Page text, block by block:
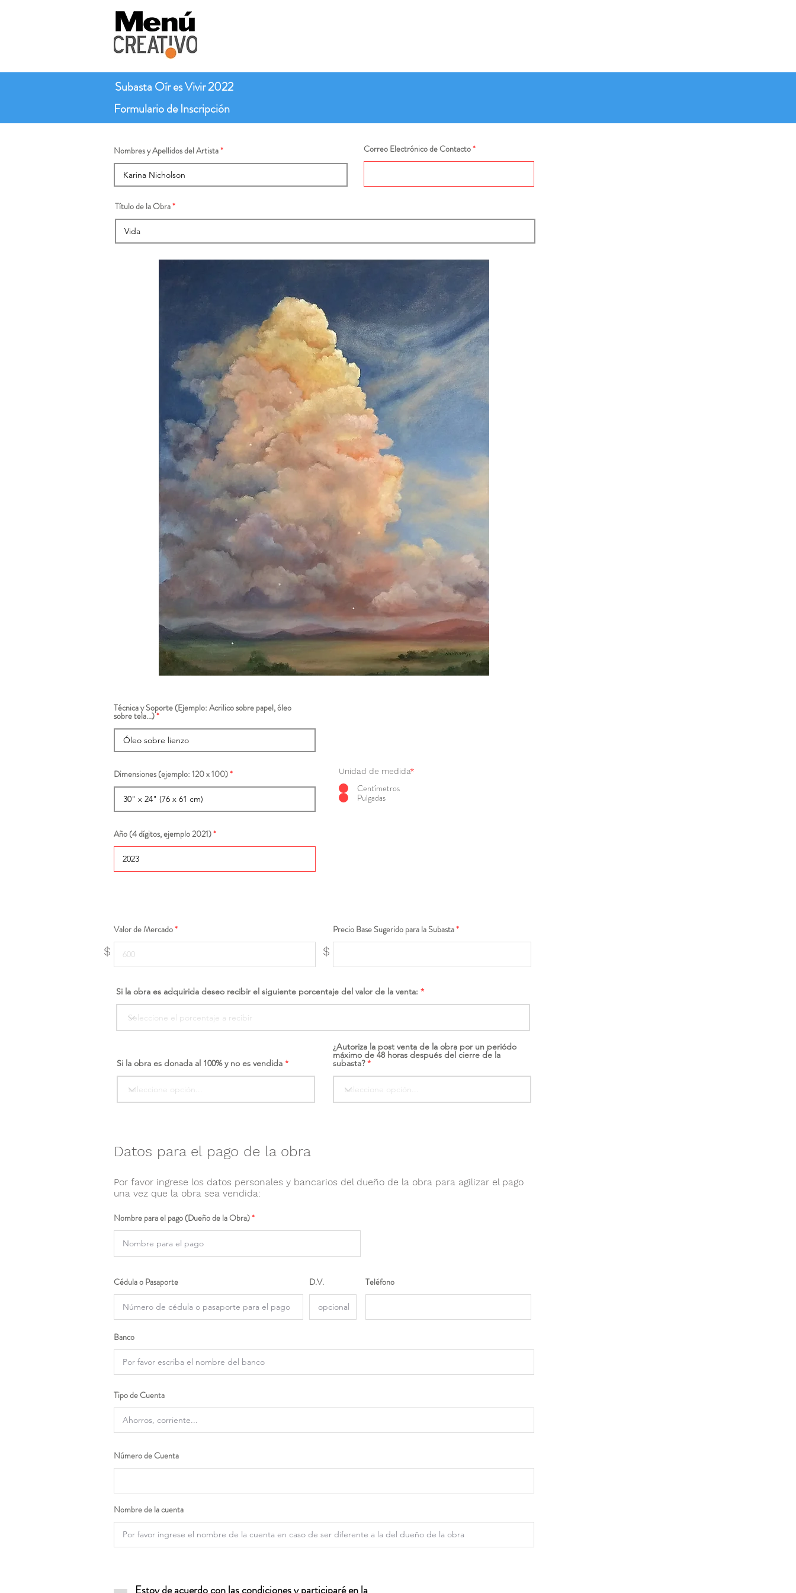
Subasta Oír es Vivir 2022
Formulario de Inscripción
Nombres y Apellidos del Artista Correo Electrónico de Contacto
Título de la Obra
Técnica y Soporte (Ejemplo: Acrilico sobre papel, óleo
sobre tela...)
Dimensiones (ejemplo: 120 x 100) Unidad de medida*
Centímetros
Pulgadas
Año (4 dígitos, ejemplo 2021)
$
Valor de Mercado
$
Precio Base Sugerido para la Subasta
Si la obra es adquirida deseo recibir el siguiente porcentaje del valor de la venta:
Si la obra es donada al 100% y no es vendida
¿Autoriza la post venta de la obra por un periódo
máximo de 48 horas después del cierre de la
subasta?
Datos para el pago de la obra
Por favor ingrese los datos personales y bancarios del dueño de la obra para agilizar el pago
una vez que la obra sea vendida:
Nombre para el pago (Dueño de la Obra)
Cédula o Pasaporte D.V. Teléfono
Banco
Tipo de Cuenta
Número de Cuenta
Nombre de la cuenta